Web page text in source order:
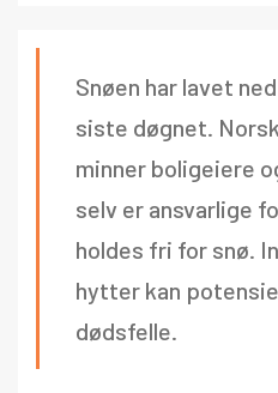
Snøen har lavet
siste døgnet.
minner boligeiere
selv er ansvarlige
holdes fri for snø.
hytter kan
dødsfelle.